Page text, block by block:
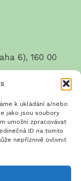
k ukládání a/nebo
jako jsou soubory
umožní zpracovávat
ID na tomto
nepříznivě ovlivnit
6), 160 00